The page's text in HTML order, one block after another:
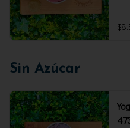
Sin Azúcar